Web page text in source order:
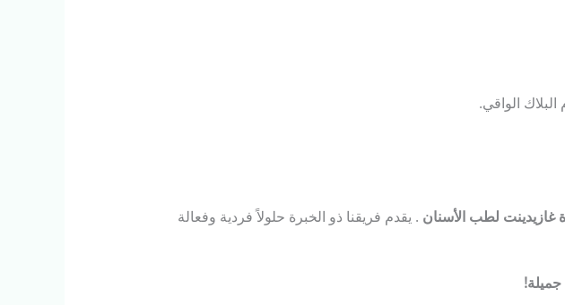
الواقي.
غازيدينت لطب الأسنان . يقدم فريقنا ذو الخبرة حلولاً فردية وفعالة
جميلة!